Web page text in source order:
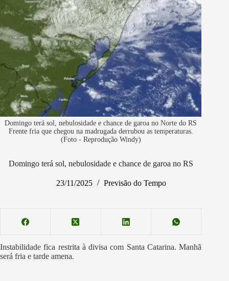
Domingo terá sol, nebulosidade e chance de garoa no Norte do RS
Frente fria que chegou na madrugada derrubou as temperaturas.
(Foto - Reprodução Windy)
Domingo terá sol, nebulosidade e chance de garoa no RS
23/11/2025 Previsão do Tempo
Instabilidade fica restrita à divisa com Santa Catarina. Manhã
será fria e tarde amena.